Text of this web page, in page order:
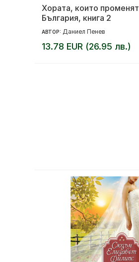
Хората, които променят
България, книга 2
АВТОР: Даниел Пенев
13.78 EUR (26.95 лв.)